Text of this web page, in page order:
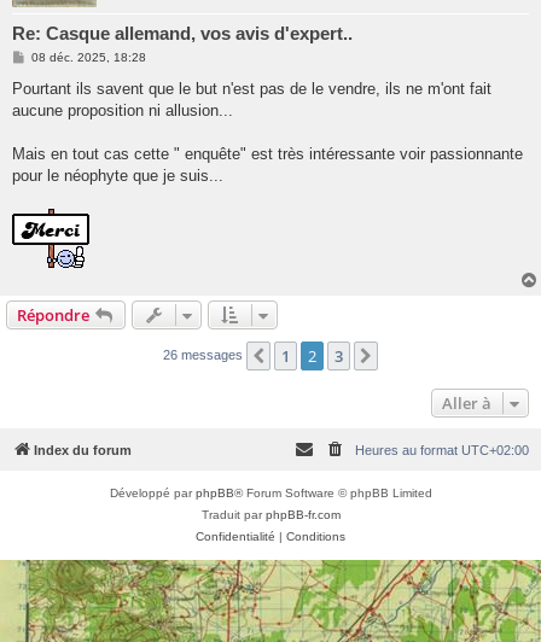
Re: Casque allemand, vos avis d'expert..
M
s
a
08 déc. 2025, 18:28
Pourtant ils savent que le but n'est pas de le vendre, ils ne m'ont fait
aucune proposition ni allusion...
Mais en tout cas cette " enquête" est très intéressante voir passionnante
pour le néophyte que je suis...
Répondre
26 messages Précédente
1 2 3
Aller à
Index du forum Heures au format UTC+02:00
Développé parphpBB® Forum Software © phpBB Limited
Traduit parphpBB-fr.com
Confidentialité | Conditions